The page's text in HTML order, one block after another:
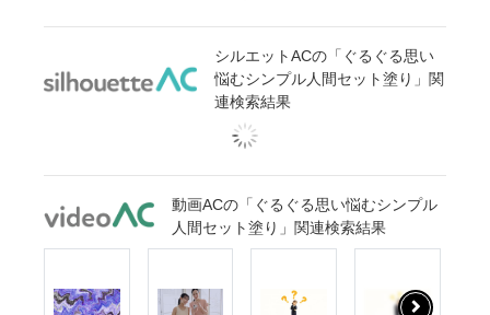
シルエットACの「ぐるぐる思い
悩むシンプル人間セット塗り」関
連検索結果
動画ACの「ぐるぐる思い悩むシンプル
人間セット塗り」関連検索結果